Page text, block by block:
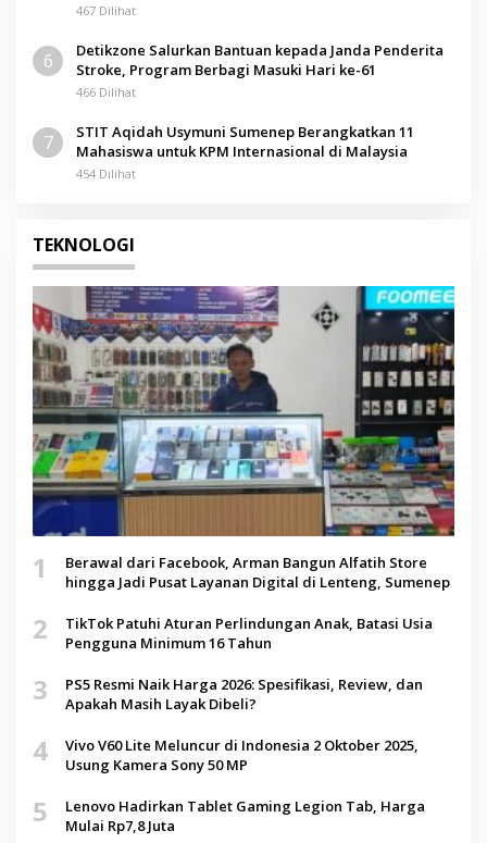
467 Dilihat
6
Detikzone Salurkan Bantuan kepada Janda Penderita
Stroke, Program Berbagi Masuki Hari ke-61
466 Dilihat
7
STIT Aqidah Usymuni Sumenep Berangkatkan 11
Mahasiswa untuk KPM Internasional di Malaysia
454 Dilihat
TEKNOLOGI
1
Berawal dari Facebook, Arman Bangun Alfatih Store
hingga Jadi Pusat Layanan Digital di Lenteng, Sumenep
2
TikTok Patuhi Aturan Perlindungan Anak, Batasi Usia
Pengguna Minimum 16 Tahun
3
PS5 Resmi Naik Harga 2026: Spesifikasi, Review, dan
Apakah Masih Layak Dibeli?
4
Vivo V60 Lite Meluncur di Indonesia 2 Oktober 2025,
Usung Kamera Sony 50 MP
5
Lenovo Hadirkan Tablet Gaming Legion Tab, Harga
Mulai Rp7,8 Juta